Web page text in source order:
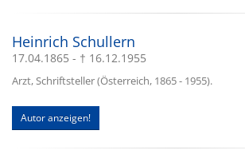
Heinrich Schullern
17.04.1865 - † 16.12.1955
Arzt, Schriftsteller (Österreich, 1865 - 1955).
Autor anzeigen!